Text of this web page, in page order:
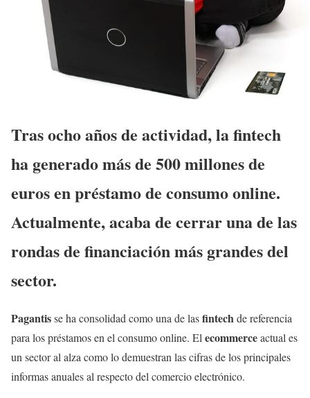
Tras ocho años de actividad, la fintech
ha generado más de 500 millones de
euros en préstamo de consumo online.
Actualmente, acaba de cerrar una de las
rondas de financiación más grandes del
sector.
Pagantisse ha consolidad como una de lasfintechde referencia
para los préstamos en el consumo online. El ecommerceactual es
un sector al alza como lo demuestran las cifras de los principales
informas anuales al respecto del comercio electrónico.